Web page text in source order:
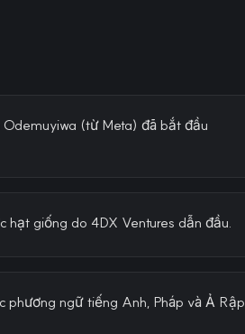
(từ Meta) đã bắt đầu
giống do 4DX Ventures dẫn đầu.
phương ngữ tiếng Anh, Pháp và Ả Rập